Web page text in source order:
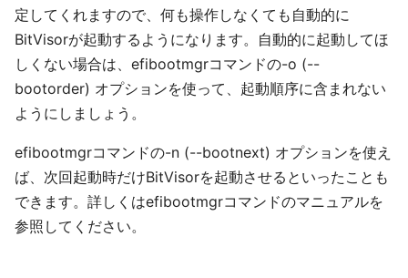
定してくれますので、何も操作しなくても自動的に
BitVisorが起動するようになります。自動的に起動してほ
しくない場合は、efibootmgrコマンドの-o (--
bootorder) オプションを使って、起動順序に含まれない
ようにしましょう。
efibootmgrコマンドの-n (--bootnext) オプションを使え
ば、次回起動時だけBitVisorを起動させるといったことも
できます。詳しくはefibootmgrコマンドのマニュアルを
参照してください。